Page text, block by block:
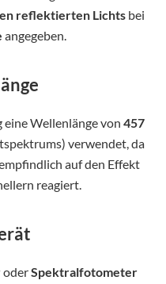
reflektierten Lichts bei
angegeben.
Wellenlänge von 457
verwendet, da
auf den Effekt
reagiert.
oderSpektralfotometer